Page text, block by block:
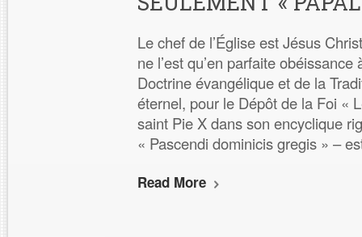
Le chef de l’Église est Jésus
ne l’est qu’en parfaite obéissance
Doctrine évangélique et de la
éternel, pour le Dépôt de la Foi «
saint Pie X dans son encyclique
« Pascendi dominicis gregis » –
Read More